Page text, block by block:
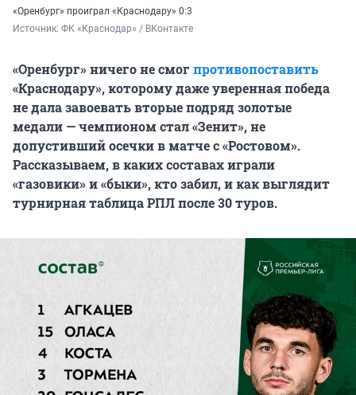
«Оренбург» проиграл «Краснодару» 0:3
Источник: ФК «Краснодар» / ВКонтакте
«Оренбург» ничего не смог противопоставить
«Краснодару», которому даже уверенная победа
не дала завоевать вторые подряд золотые
медали — чемпионом стал «Зенит», не
допустивший осечки в матче с «Ростовом».
Рассказываем, в каких составах играли
«газовики» и «быки», кто забил, и как выглядит
турнирная таблица РПЛ после 30 туров.